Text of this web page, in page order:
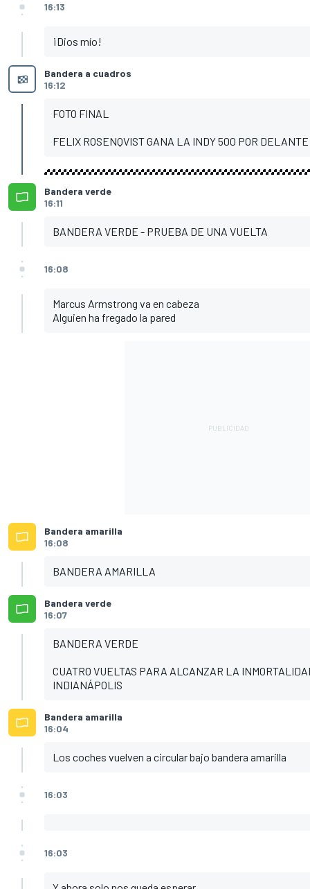
16:13
¡Dios mío!
Bandera a cuadros
16:12
FOTO FINAL
FELIX ROSENQVIST GANA LA INDY 500 POR
Bandera verde
16:11
BANDERA VERDE - PRUEBA DE UNA VUELTA
16:08
Marcus Armstrong va en cabeza
Alguien ha fregado la pared
Bandera amarilla
16:08
BANDERA AMARILLA
Bandera verde
16:07
BANDERA VERDE
CUATRO VUELTAS PARA ALCANZAR LA
INDIANÁPOLIS
Bandera amarilla
16:04
Los coches vuelven a circular bajo bandera amarilla
16:03
16:03